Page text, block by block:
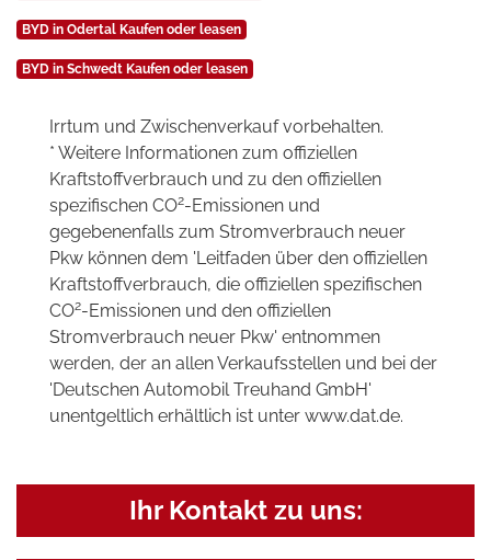
BYD in Odertal Kaufen oder leasen
BYD in Schwedt Kaufen oder leasen
Irrtum und Zwischenverkauf vorbehalten.
* Weitere Informationen zum offiziellen
Kraftstoffverbrauch und zu den offiziellen
spezifischen CO2-Emissionen und
gegebenenfalls zum Stromverbrauch neuer
Pkw können dem 'Leitfaden über den offiziellen
Kraftstoffverbrauch, die offiziellen spezifischen
CO2-Emissionen und den offiziellen
Stromverbrauch neuer Pkw' entnommen
werden, der an allen Verkaufsstellen und bei der
'Deutschen Automobil Treuhand GmbH'
unentgeltlich erhältlich ist unter www.dat.de.
Ihr Kontakt zu uns: